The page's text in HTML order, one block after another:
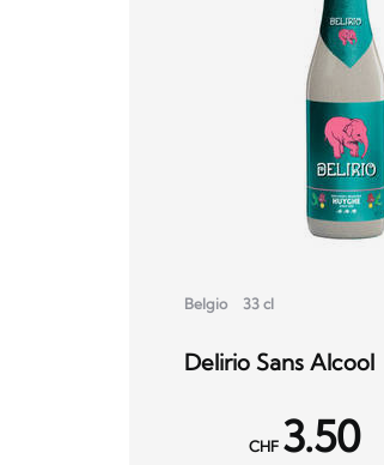
Belgio 33 cl
Delirio Sans Alcool
CHF 3.50